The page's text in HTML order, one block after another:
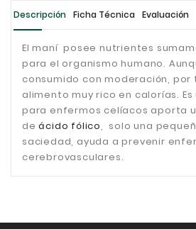
Descripción Ficha Técnica Evaluación
El maní posee nutrientes
para el organismo humano.
consumido con moderación, por
alimento muy rico en calorías.
para enfermos celíacos aporta
deácido fólico, solo una
saciedad, ayuda a prevenir
cerebrovasculares.